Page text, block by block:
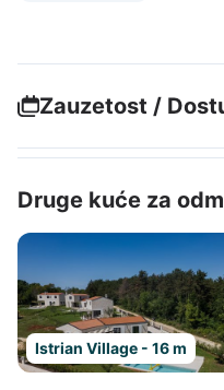
Zauzetost /
Druge kuće za
Istrian Village - 16 m